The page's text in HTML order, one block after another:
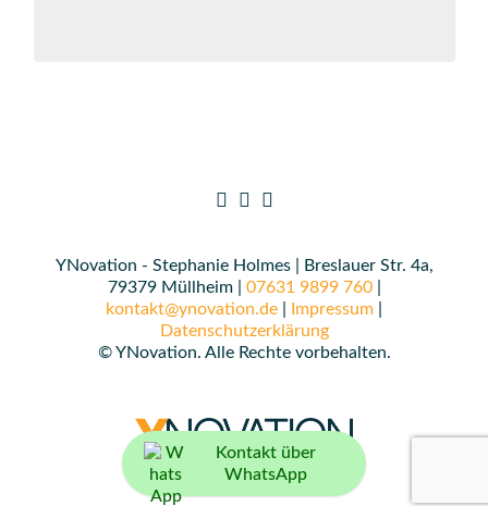
YNovation - Stephanie Holmes | Breslauer Str. 4a,
79379 Müllheim | 07631 9899 760|
kontakt@ynovation.de
Impressum
Datenschutzerklärung
© YNovation. Alle Rechte vorbehalten.
Kontakt über
WhatsApp